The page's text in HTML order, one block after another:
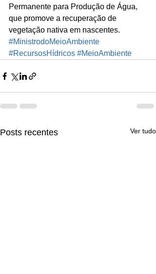
Permanente para Produção de Água,
que promove a recuperação de
vegetação nativa em nascentes.
#MinistrodoMeioAmbiente
#RecursosHídricos #MeioAmbiente
Posts recentes Ver tudo